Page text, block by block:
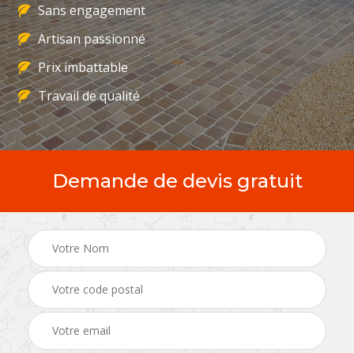
Sans engagement
Artisan passionné
Prix imbattable
Travail de qualité
Demande de devis gratuit